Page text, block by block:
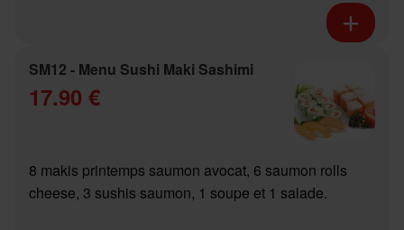
SM12 - Menu Sushi Maki Sashimi
17.90 €
8 makis printemps saumon avocat, 6 saumon rolls
cheese, 3 sushis saumon, 1 soupe et 1 salade.